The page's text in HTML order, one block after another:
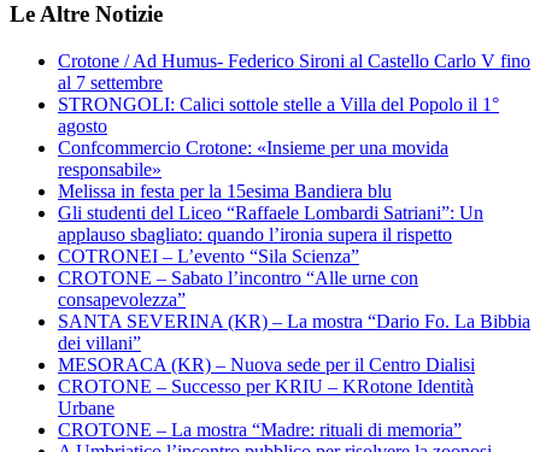
Le Altre Notizie
Crotone / Ad Humus- Federico Sironi al Castello Carlo V fino
al 7 settembre
STRONGOLI: Calici sottole stelle a Villa del Popolo il 1°
agosto
Confcommercio Crotone: «Insieme per una movida
responsabile»
Melissa in festa per la 15esima Bandiera blu
Gli studenti del Liceo “Raffaele Lombardi Satriani”: Un
applauso sbagliato: quando l’ironia supera il rispetto
COTRONEI – L’evento “Sila Scienza”
CROTONE – Sabato l’incontro “Alle urne con
consapevolezza”
SANTA SEVERINA (KR) – La mostra “Dario Fo. La Bibbia
dei villani”
MESORACA (KR) – Nuova sede per il Centro Dialisi
CROTONE – Successo per KRIU – KRotone Identità
Urbane
CROTONE – La mostra “Madre: rituali di memoria”